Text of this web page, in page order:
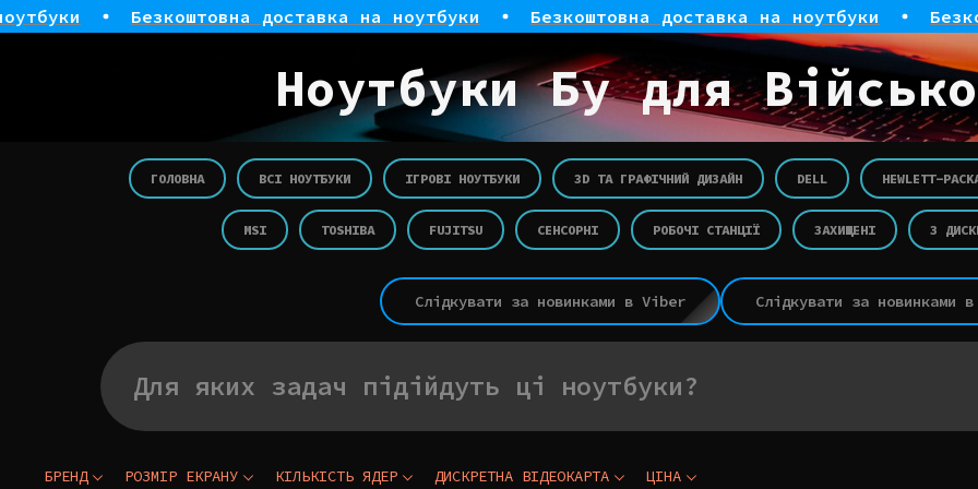
Безкоштовна доставка на ноутбуки Безкоштовна доставка на ноутбуки
Ноутбуки Бу для
ГОЛОВНА ВСІ НОУТБУКИ ІГРОВІ НОУТБУКИ 3D ТА ГРАФІЧНИЙ ДИЗАЙН DELL HEWLETT-
MSI TOSHIBA FUJITSU СЕНСОРНІ РОБОЧІ СТАНЦІЇ ЗАХИЩЕНІ З
Слідкувати за новинками в Viber Слідкувати за новинками
Для яких задач підійдуть ці ноутбуки?
БРЕНД РОЗМІР ЕКРАНУ КІЛЬКІСТЬ ЯДЕР ДИСКРЕТНА ВІДЕОКАРТА ЦІНА